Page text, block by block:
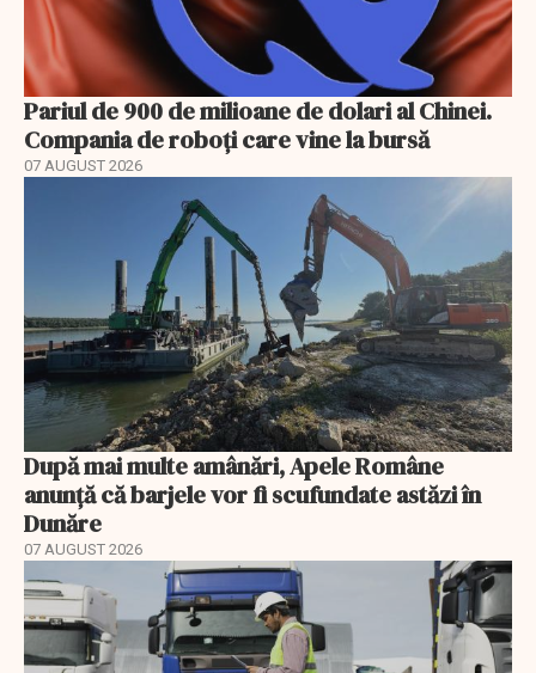
Pariul de 900 de milioane de dolari al Chinei.
Compania de roboți care vine la bursă
07 AUGUST 2026
După mai multe amânări, Apele Române
anunță că barjele vor fi scufundate astăzi în
Dunăre
07 AUGUST 2026